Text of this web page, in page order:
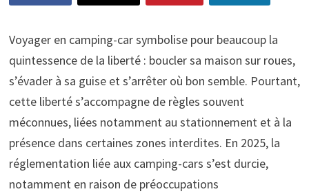
Voyager en camping-car symbolise pour beaucoup la
quintessence de la liberté : boucler sa maison sur roues,
s’évader à sa guise et s’arrêter où bon semble. Pourtant,
cette liberté s’accompagne de règles souvent
méconnues, liées notamment au stationnement et à la
présence dans certaines zones interdites. En 2025, la
réglementation liée aux camping-cars s’est durcie,
notamment en raison de préoccupations